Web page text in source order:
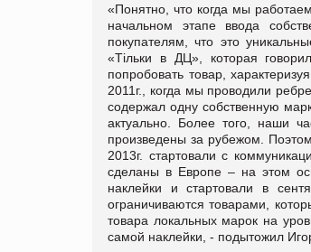
«Понятно, что когда мы
начальном этапе ввода
покупателям, что это
«Тільки в ДЦ», которая
попробовать товар,
2011г., когда мы проводили
содержал одну собственную
актуально. Более того, наши
произведены за рубежом.
2013г. стартовали с
сделаны в Европе – на этом
наклейки и стартовали в
ограничиваются товарами,
товара локальных марок на
самой наклейки, - подытожил